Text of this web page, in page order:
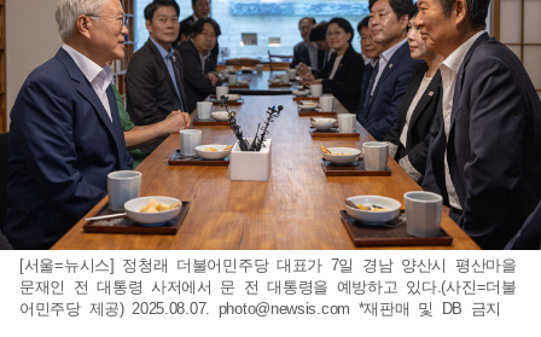
[서울=뉴시스] 정청래 더불어민주당 대표가 7일 경남 양산시 평산마을
문재인 전 대통령 사저에서 문 전 대통령을 예방하고 있다.(사진=더불
어민주당 제공) 2025.08.07. photo@newsis.com *재판매 및 DB 금지